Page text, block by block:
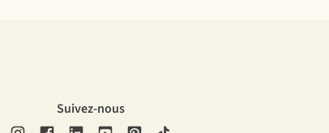
Suivez-nous